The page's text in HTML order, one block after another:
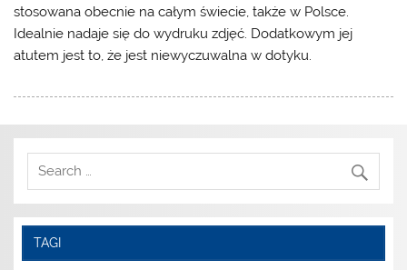
stosowana obecnie na całym świecie, także w Polsce.
Idealnie nadaje się do wydruku zdjęć. Dodatkowym jej
atutem jest to, że jest niewyczuwalna w dotyku.
TAGI